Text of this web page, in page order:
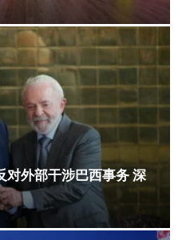
对外部干涉巴西事务 深